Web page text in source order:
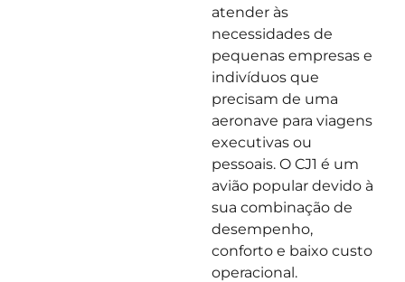
atender às
necessidades de
pequenas empresas e
indivíduos que
precisam de uma
aeronave para viagens
executivas ou
pessoais. O CJ1 é um
avião popular devido à
sua combinação de
desempenho,
conforto e baixo custo
operacional.